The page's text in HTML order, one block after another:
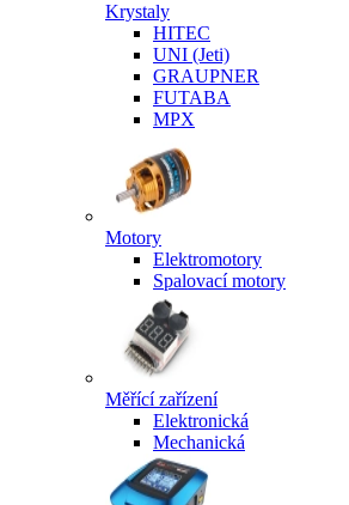
Krystaly
HITEC
UNI (Jeti)
GRAUPNER
FUTABA
MPX
Motory
Elektromotory
Spalovací motory
Měřící zařízení
Elektronická
Mechanická